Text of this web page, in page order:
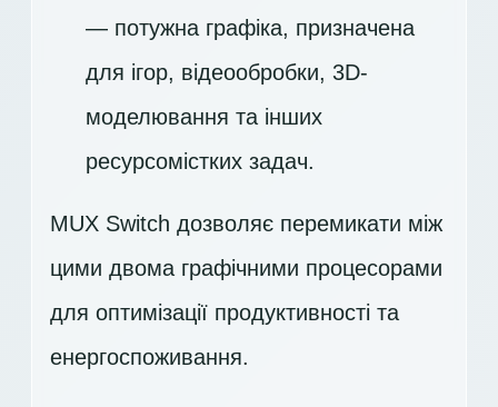
— потужна графіка, призначена
для ігор, відеообробки, 3D-
моделювання та інших
ресурсомістких задач.
MUX Switch дозволяє перемикати між
цими двома графічними процесорами
для оптимізації продуктивності та
енергоспоживання.